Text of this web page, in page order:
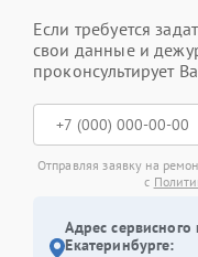
Если требуется
свои данные и
проконсультирует
Отправляя заявку на
с
Адрес
Екатеринбурге: